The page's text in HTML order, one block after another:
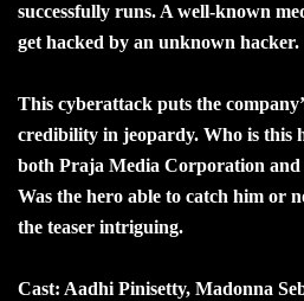
successfully runs. A well-known
get hacked by an unknown hacker.
This cyberattack puts the
credibility in jeopardy. Who is this
both Praja Media Corporation and
Was the hero able to catch him or
the teaser intriguing.
Cast: Aadhi Pinisetty, Madonna